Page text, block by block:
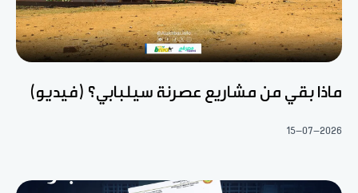
ماذا بقي من مشاريع عصرنة سيلبابي؟ (فيديو)
15-07-2026